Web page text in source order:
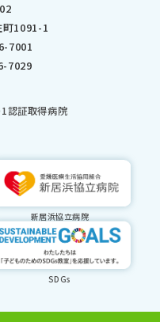
町1091-1
7001
7029
認証取得病院
新居浜協立病院
SDGs